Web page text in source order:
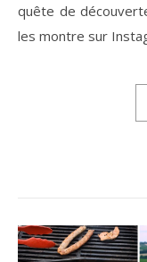
quête de
les montre sur